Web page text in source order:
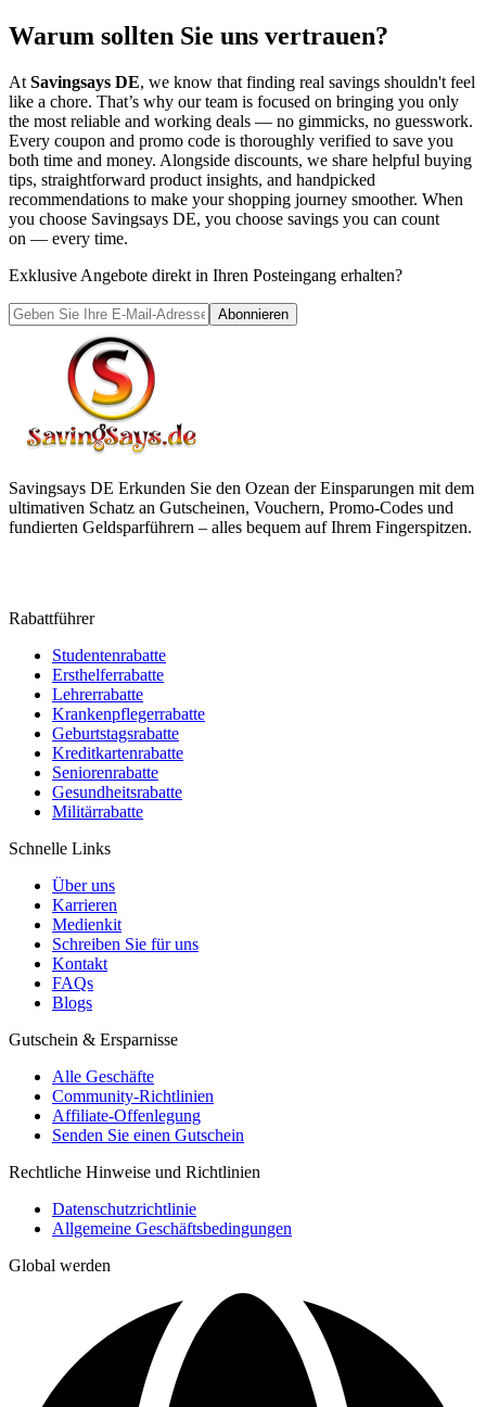
Warum sollten Sie uns vertrauen?
At Savingsays DE, we know that finding real savings shouldn't feel
like a chore. That’s why our team is focused on bringing you only
the most reliable and working deals — no gimmicks, no guesswork.
Every coupon and promo code is thoroughly verified to save you
both time and money. Alongside discounts, we share helpful buying
tips, straightforward product insights, and handpicked
recommendations to make your shopping journey smoother. When
you choose Savingsays DE, you choose savings you can count
on — every time.
Exklusive Angebote direkt in Ihren Posteingang erhalten?
Abonnieren
Savingsays DE Erkunden Sie den Ozean der Einsparungen mit dem
ultimativen Schatz an Gutscheinen, Vouchern, Promo-Codes und
fundierten Geldsparführern – alles bequem auf Ihrem Fingerspitzen.
Rabattführer
Studentenrabatte
Ersthelferrabatte
Lehrerrabatte
Krankenpflegerrabatte
Geburtstagsrabatte
Kreditkartenrabatte
Seniorenrabatte
Gesundheitsrabatte
Militärrabatte
Schnelle Links
Über uns
Karrieren
Medienkit
Schreiben Sie für uns
Kontakt
FAQs
Blogs
Gutschein & Ersparnisse
Alle Geschäfte
Community-Richtlinien
Affiliate-Offenlegung
Senden Sie einen Gutschein
Rechtliche Hinweise und Richtlinien
Datenschutzrichtlinie
Allgemeine Geschäftsbedingungen
Global werden